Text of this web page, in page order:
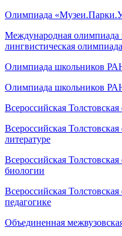
Олимпиада
Международная олимпиада
лингвистическая
Олимпиада школьников
Олимпиада школьников
Всероссийская
Всероссийская
литературе
Всероссийская
биологии
Всероссийская
педагогике
Объединенная